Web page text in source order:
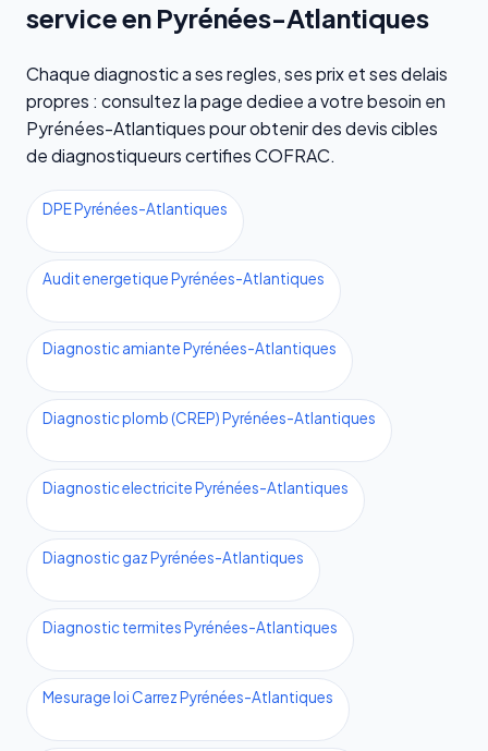
service en Pyrénées-Atlantiques
Chaque diagnostic a ses regles, ses prix et ses delais
propres : consultez la page dediee a votre besoin en
Pyrénées-Atlantiques pour obtenir des devis cibles
de diagnostiqueurs certifies COFRAC.
DPE Pyrénées-Atlantiques
Audit energetique Pyrénées-Atlantiques
Diagnostic amiante Pyrénées-Atlantiques
Diagnostic plomb (CREP) Pyrénées-Atlantiques
Diagnostic electricite Pyrénées-Atlantiques
Diagnostic gaz Pyrénées-Atlantiques
Diagnostic termites Pyrénées-Atlantiques
Mesurage loi Carrez Pyrénées-Atlantiques